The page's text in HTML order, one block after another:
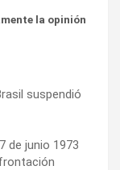
la opinión
suspendió
de junio 1973